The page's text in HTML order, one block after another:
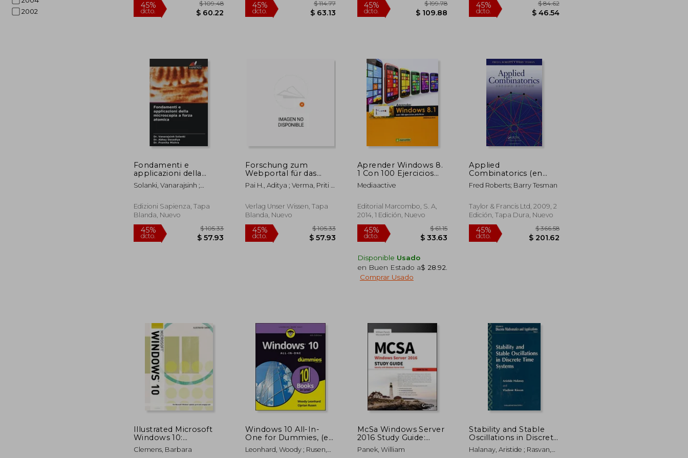
2002
dcto. $ 60.22 dcto. $ 63.13 dcto. $ 109.88
Fondamenti e
applicazioni della
microscopia a forza
atomica (en Italiano)
Solanki, Vanarajsinh ;
Pramita
Edizioni Sapienza, Tapa
Blanda, Nuevo
45%
Forschung zum
Webportal für das
Management von
Forschung und
Alemán)
Pai H., Aditya ; Verma, Priti ;
Verlag Unser Wissen, Tapa
Blanda, Nuevo
45% $ 105.33
Aprender Windows 8.
1 Con 100 Ejercicios
Practicos
Mediaactive
Editorial Marcombo, S. A,
2014, 1 Edición, Nuevo
45% $ 61.15
Disponible Usado
en Buen Estado a$ 28.92
Comprar Usado
Applied
Combinatorics (en
Inglés)
Fred Roberts; Barry Tesman
Taylor & Francis Ltd, 2009, 2
Edición, Tapa Dura, Nuevo
45%
Illustrated Microsoft
Windows 10:
Introductory (en
Inglés)
Clemens, Barbara
Windows 10 All-In-
One for Dummies, (en
Inglés)
Leonhard, Woody ; Rusen,
McSa Windows Server
2016 Study Guide:
Exam 70-742 (en
Inglés)
Panek, William
Stability and Stable
Oscillations in Discrete
Time Systems (en
Inglés)
Halanay, Aristide ; Rasvan,